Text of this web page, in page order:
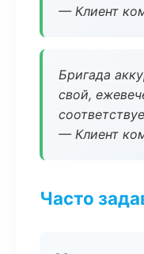
— Клиент
Бригада
свой,
— Клиент
Часто